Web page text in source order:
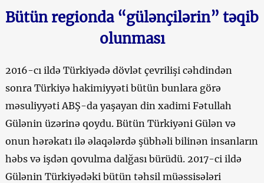
Bütün regionda “gülənçilərin” təqib
olunması
2016-cı ildə Türkiyədə dövlət çevrilişi cəhdindən
sonra Türkiyə hakimiyyəti bütün bunlara görə
məsuliyyəti ABŞ-da yaşayan din xadimi Fətullah
Gülənin üzərinə qoydu. Bütün Türkiyəni Gülən və
onun hərəkatı ilə əlaqələrdə şübhəli bilinən insanların
həbs və işdən qovulma dalğası bürüdü. 2017-ci ildə
Gülənin Türkiyədəki bütün təhsil müəssisələri